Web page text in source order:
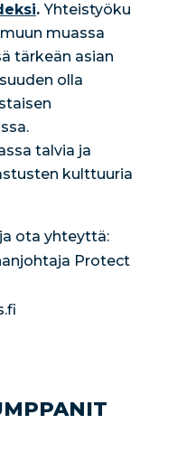
.Yhteistyöku
muassa
tärkeän asian
olla
talvia ja
kulttuuria
ota yhteyttä:
Protect